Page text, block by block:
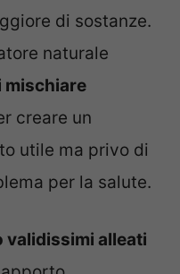
di sostanze.
naturale
mischiare
creare un
utile ma privo di
per la salute.
validissimi alleati